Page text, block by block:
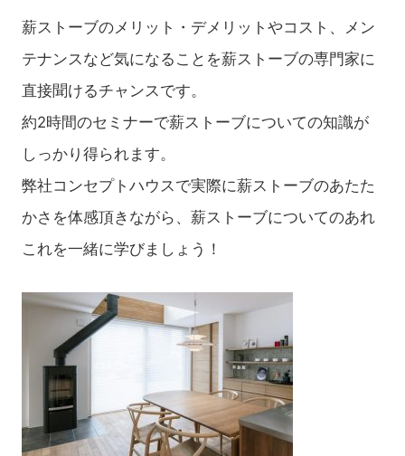
薪ストーブのメリット・デメリットやコスト、メン
テナンスなど気になることを薪ストーブの専門家に
直接聞けるチャンスです。
約2時間のセミナーで薪ストーブについての知識が
しっかり得られます。
弊社コンセプトハウスで実際に薪ストーブのあたた
かさを体感頂きながら、薪ストーブについてのあれ
これを一緒に学びましょう！